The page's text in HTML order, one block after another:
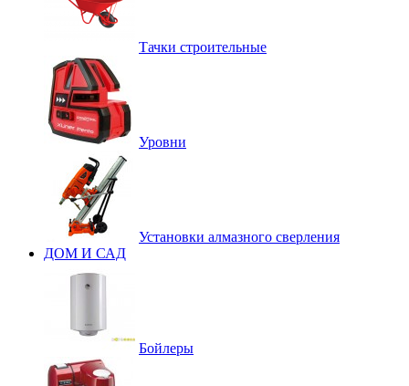
Тачки строительные
Уровни
Установки алмазного сверления
ДОМ И САД
Бойлеры